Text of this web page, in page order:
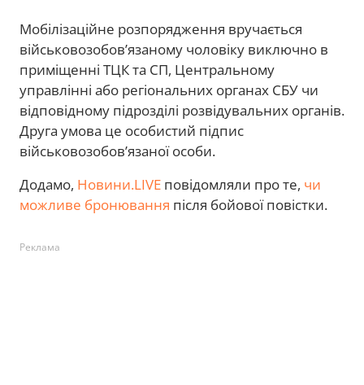
Мобілізаційне розпорядження вручається
військовозобов’язаному чоловіку виключно в
приміщенні ТЦК та СП, Центральному
управлінні або регіональних органах СБУ чи
відповідному підрозділі розвідувальних органів.
Друга умова це особистий підпис
військовозобов’язаної особи.
Додамо, Новини.LIVE повідомляли про те, чи
можливе бронювання після бойової повістки.
Реклама